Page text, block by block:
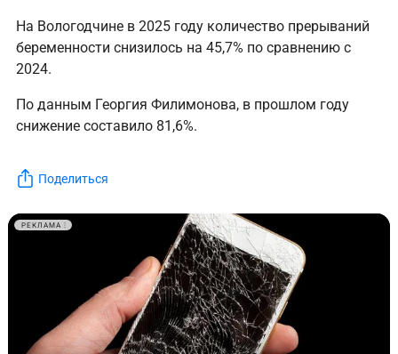
На Вологодчине в 2025 году количество прерываний
беременности снизилось на 45,7% по сравнению с
2024.
По данным Георгия Филимонова, в прошлом году
снижение составило 81,6%.
Поделиться
РЕКЛАМА